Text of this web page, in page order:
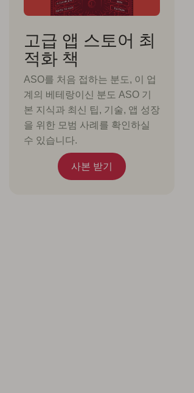
고급 앱 스토어 최
적화 책
ASO를 처음 접하는 분도, 이 업
계의 베테랑이신 분도 ASO 기
본 지식과 최신 팁, 기술, 앱 성장
을 위한 모범 사례를 확인하실
수 있습니다.
사본 받기